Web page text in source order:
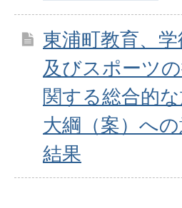
東浦町教育、
及びスポーツ
関する総合的
大綱（案）へ
結果